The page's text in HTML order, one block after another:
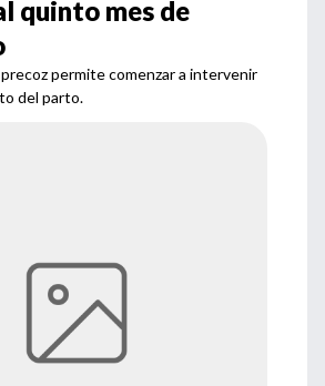
quinto mes de
permite comenzar a intervenir
del parto.